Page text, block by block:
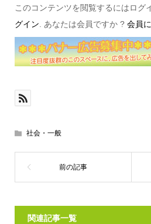
このコンテンツを閲覧するにはログ
グイン . あなたは会員ですか ? 会員
社会・一般
関連記事一覧